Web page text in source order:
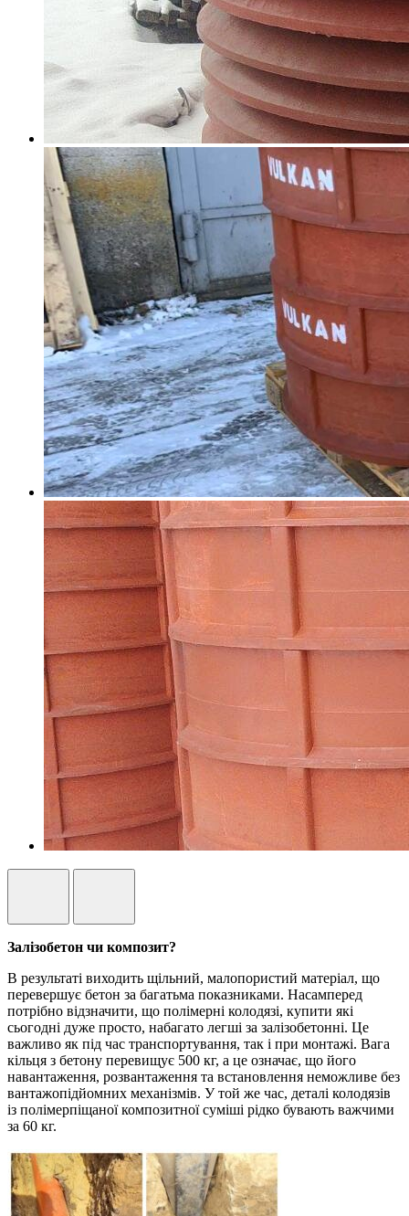
Залізобетон чи композит?
В результаті виходить щільний, малопористий матеріал, що
перевершує бетон за багатьма показниками. Насамперед
потрібно відзначити, що полімерні колодязі, купити які
сьогодні дуже просто, набагато легші за залізобетонні. Це
важливо як під час транспортування, так і при монтажі. Вага
кільця з бетону перевищує 500 кг, а це означає, що його
навантаження, розвантаження та встановлення неможливе без
вантажопідйомних механізмів. У той же час, деталі колодязів
із полімерпіщаної композитної суміші рідко бувають важчими
за 60 кг.